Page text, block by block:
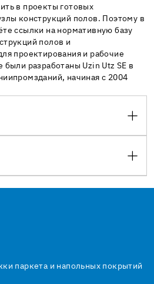
в проекты готовых
конструкций полов. Поэтому в
ссылки на нормативную базу
полов и
проектирования и рабочие
разработаны Uzin Utz SE в
начиная с 2004
паркета и напольных покрытий